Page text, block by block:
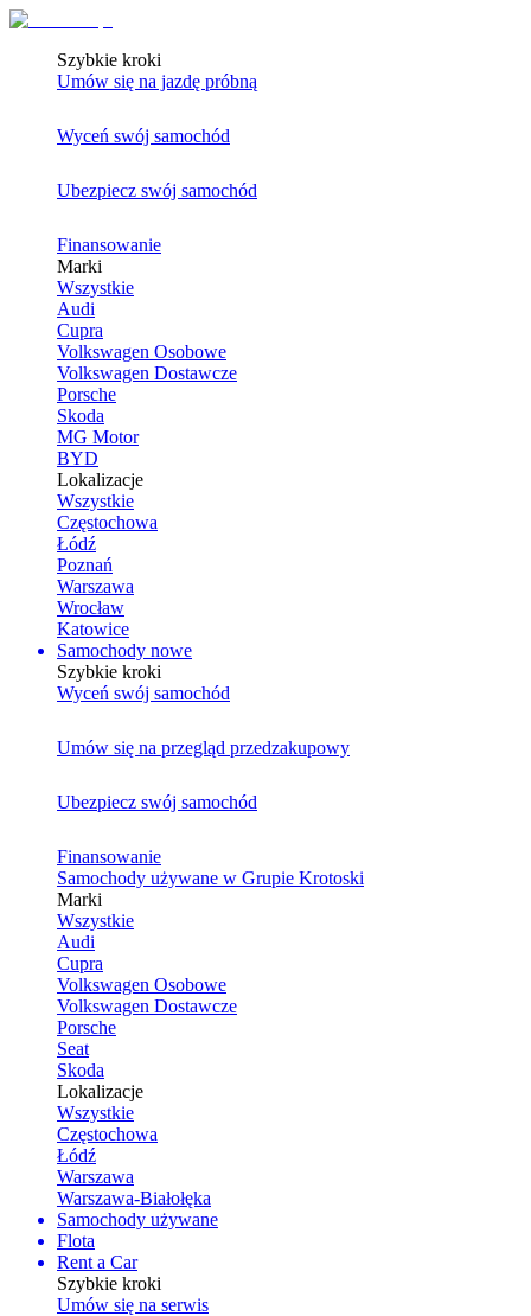
Szybkie kroki
Umów się na jazdę próbną
Wyceń swój samochód
Ubezpiecz swój samochód
Finansowanie
Marki
Wszystkie
Audi
Cupra
Volkswagen Osobowe
Volkswagen Dostawcze
Porsche
Skoda
MG Motor
BYD
Lokalizacje
Wszystkie
Częstochowa
Łódź
Poznań
Warszawa
Wrocław
Katowice
Samochody nowe
Szybkie kroki
Wyceń swój samochód
Umów się na przegląd przedzakupowy
Ubezpiecz swój samochód
Finansowanie
Samochody używane w Grupie Krotoski
Marki
Wszystkie
Audi
Cupra
Volkswagen Osobowe
Volkswagen Dostawcze
Porsche
Seat
Skoda
Lokalizacje
Wszystkie
Częstochowa
Łódź
Warszawa
Warszawa-Białołęka
Samochody używane
Flota
Rent a Car
Szybkie kroki
Umów się na serwis